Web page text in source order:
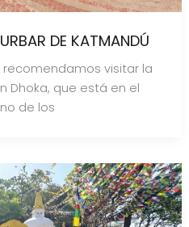
DE KATMANDÚ
recomendamos visitar la
Dhoka, que está en el
de los